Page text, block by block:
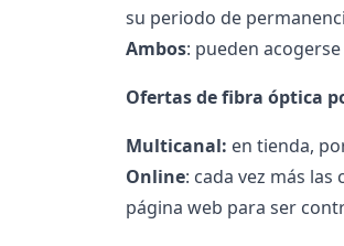
su periodo de
Ambos: pueden
Ofertas de fibra óptica
Multicanal: en tienda,
Online: cada vez más
página web para ser